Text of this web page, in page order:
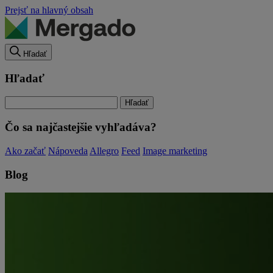
Prejsť na hlavný obsah
Hľadať
Hľadať
Čo sa najčastejšie vyhľadáva?
Ako začať Nápoveda Allegro Feed Image marketing
Blog